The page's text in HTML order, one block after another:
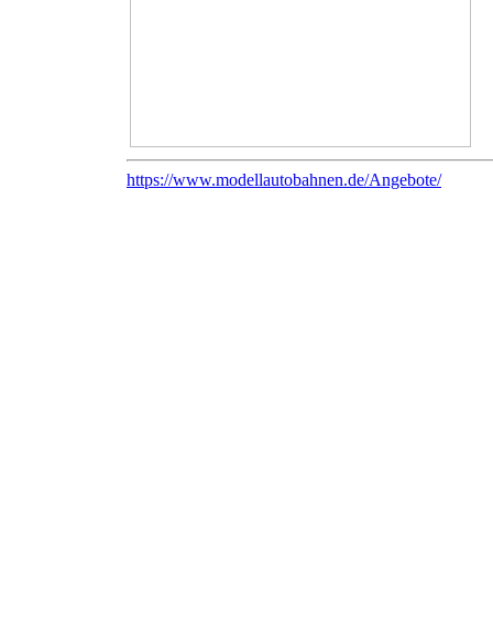
https://www.modellautobahnen.de/Angebote/